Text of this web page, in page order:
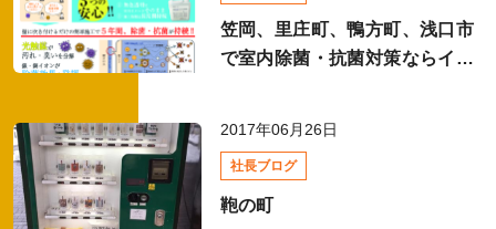
笠岡、里庄町、鴨方町、浅口市
で室内除菌・抗菌対策ならイン
2017年06月26日
社長ブログ
鞄の町